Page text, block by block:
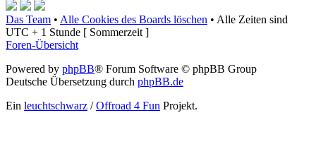
Das Team • Alle Cookies des Boards löschen • Alle Zeiten sind
UTC + 1 Stunde [ Sommerzeit ]
Foren-Übersicht
Powered by phpBB® Forum Software © phpBB Group
Deutsche Übersetzung durch phpBB.de
Ein leuchtschwarz /Offroad 4 Fun Projekt.